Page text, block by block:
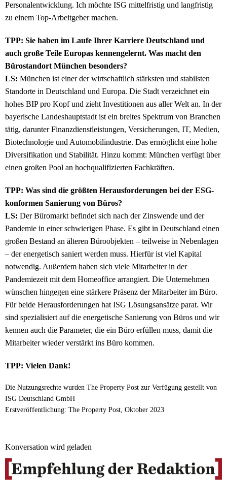
Personalentwicklung. Ich möchte ISG mittelfristig und langfristig
zu einem Top-Arbeitgeber machen.
TPP: Sie haben im Laufe Ihrer Karriere Deutschland und
auch große Teile Europas kennengelernt. Was macht den
Bürostandort München besonders?
LS: München ist einer der wirtschaftlich stärksten und stabilsten
Standorte in Deutschland und Europa. Die Stadt verzeichnet ein
hohes BIP pro Kopf und zieht Investitionen aus aller Welt an. In der
bayerische Landeshauptstadt ist ein breites Spektrum von Branchen
tätig, darunter Finanzdienstleistungen, Versicherungen, IT, Medien,
Biotechnologie und Automobilindustrie. Das ermöglicht eine hohe
Diversifikation und Stabilität. Hinzu kommt: München verfügt über
einen großen Pool an hochqualifizierten Fachkräften.
TPP: Was sind die größten Herausforderungen bei der ESG-
konformen Sanierung von Büros?
LS: Der Büromarkt befindet sich nach der Zinswende und der
Pandemie in einer schwierigen Phase. Es gibt in Deutschland einen
großen Bestand an älteren Büroobjekten – teilweise in Nebenlagen
– der energetisch saniert werden muss. Hierfür ist viel Kapital
notwendig. Außerdem haben sich viele Mitarbeiter in der
Pandemiezeit mit dem Homeoffice arrangiert. Die Unternehmen
wünschen hingegen eine stärkere Präsenz der Mitarbeiter im Büro.
Für beide Herausforderungen hat ISG Lösungsansätze parat. Wir
sind spezialisiert auf die energetische Sanierung von Büros und wir
kennen auch die Parameter, die ein Büro erfüllen muss, damit die
Mitarbeiter wieder verstärkt ins Büro kommen.
TPP: Vielen Dank!
Die Nutzungsrechte wurden The Property Post zur Verfügung gestellt von
ISG Deutschland GmbH
Erstveröffentlichung: The Property Post, Oktober 2023
Konversation wird geladen